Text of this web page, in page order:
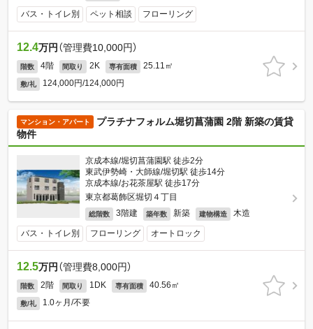
バス・トイレ別 ペット相談 フローリング
12.4万円 （管理費10,000円）
階数 4階 間取り 2K 専有面積 25.11㎡
敷/礼 124,000円/124,000円
マンション・アパート
プラチナフォルム堀切菖蒲園 2階 新築の賃貸
物件
京成本線/堀切菖蒲園駅 徒歩2分
東武伊勢崎・大師線/堀切駅 徒歩14分
京成本線/お花茶屋駅 徒歩17分
東京都葛飾区堀切４丁目
総階数 3階建 築年数 新築 建物構造 木造
バス・トイレ別 フローリング オートロック
12.5万円 （管理費8,000円）
階数 2階 間取り 1DK 専有面積 40.56㎡
敷/礼 1.0ヶ月/不要